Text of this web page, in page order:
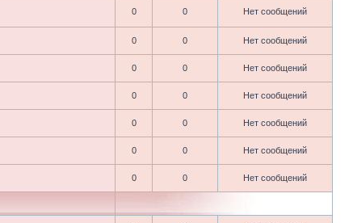
0 0 Нет сообщений
0 0 Нет сообщений
0 0 Нет сообщений
0 0 Нет сообщений
0 0 Нет сообщений
0 0 Нет сообщений
0 0 Нет сообщений